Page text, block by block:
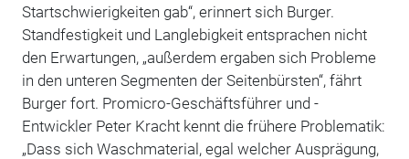
Startschwierigkeiten gab“, erinnert sich Burger.
Standfestigkeit und Lang­lebigkeit entsprachen nicht
den Erwartungen, „außerdem ergaben sich Probleme
in den unteren Segmenten der Seitenbürsten“, fährt
Burger fort. Promicro-Geschäftsführer und -
Entwickler Peter Kracht kennt die frühere Problematik:
„Dass sich Waschmaterial, egal welcher Ausprägung,